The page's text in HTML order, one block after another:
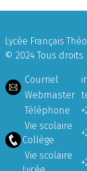
Lycée Français
© 2024 Tous droits
Courriel
Webmaster
Téléphone
Vie scolaire
Collège
Vie scolaire